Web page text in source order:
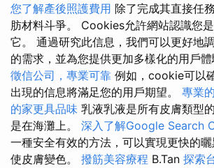
您了解產後照護費用 除了完成其直接任
肪材料斗爭。 Cookies允許網站認識您
它。 通過研究此信息，我們可以更好地
的需求，並為您提供更加多樣化的用戶體
徵信公司，專業可靠 例如，cookie可以
出現的信息將滿足您的用戶期望。 專業
的家更具品味 乳液乳液是所有皮膚類型
是在海灘上。 深入了解Google Search
一種安全有效的方法，可以實現更快的
使皮膚變色。 撥筋美容療程 B.Tan 探索